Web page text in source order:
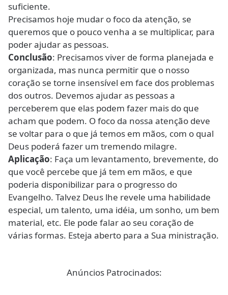
suficiente.
Precisamos hoje mudar o foco da atenção, se
queremos que o pouco venha a se multiplicar, para
poder ajudar as pessoas.
Conclusão: Precisamos viver de forma planejada e
organizada, mas nunca permitir que o nosso
coração se torne insensível em face dos problemas
dos outros. Devemos ajudar as pessoas a
perceberem que elas podem fazer mais do que
acham que podem. O foco da nossa atenção deve
se voltar para o que já temos em mãos, com o qual
Deus poderá fazer um tremendo milagre.
Aplicação: Faça um levantamento, brevemente, do
que você percebe que já tem em mãos, e que
poderia disponibilizar para o progresso do
Evangelho. Talvez Deus lhe revele uma habilidade
especial, um talento, uma idéia, um sonho, um bem
material, etc. Ele pode falar ao seu coração de
várias formas. Esteja aberto para a Sua ministração.
Anúncios Patrocinados: